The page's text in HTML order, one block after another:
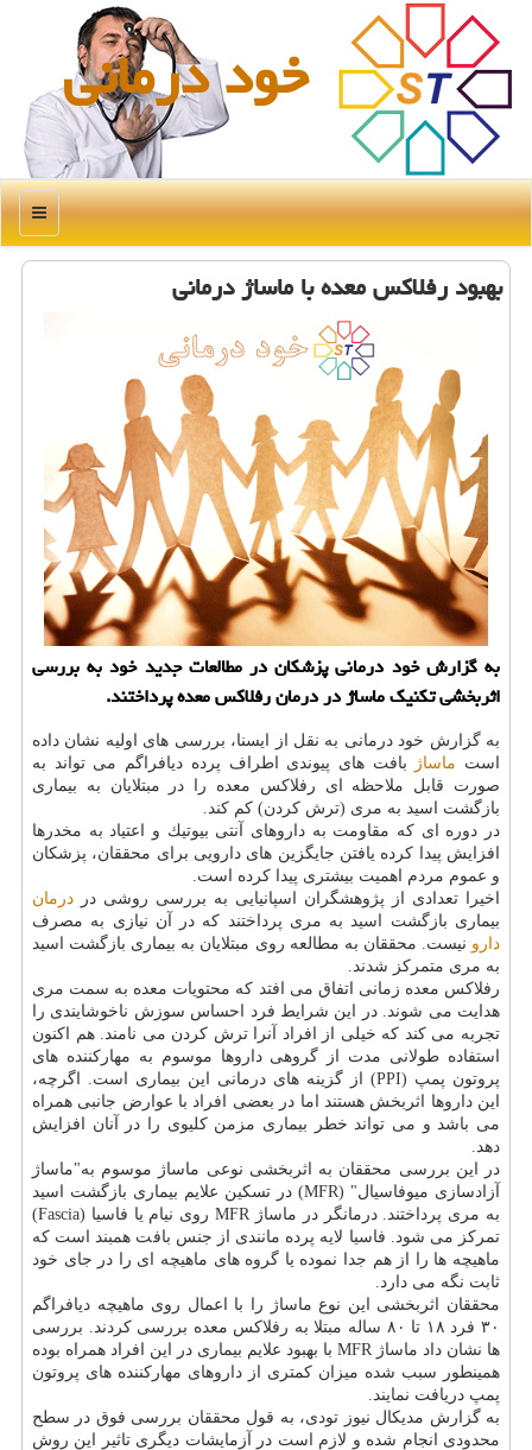
خود درمانی
منو
بهبود رفلاكس معده با ماساژ درمانی
به گزارش خود درمانی پزشكان در مطالعات جدید خود به بررسی
اثربخشی تكنیك ماساژ در درمان رفلاكس معده پرداختند.
به گزارش خود درمانی به نقل از ایسنا، بررسی های اولیه نشان داده
است ماساژ
بافت های پیوندی اطراف پرده دیافراگم می تواند به
صورت قابل ملاحظه ای رفلاكس معده را در مبتلایان به بیماری
بازگشت اسید به مری (ترش كردن) كم كند.
در دوره ای كه مقاومت به داروهای آنتی بیوتیك و اعتیاد به مخدرها
افزایش پیدا كرده یافتن جایگزین های دارویی برای محققان، پزشكان
و عموم مردم اهمیت بیشتری پیدا كرده است.
اخیرا تعدادی از پژوهشگران اسپانیایی به بررسی روشی در درمان
بیماری بازگشت اسید به مری پرداختند كه در آن نیازی به مصرف
دارو نیست. محققان به مطالعه روی مبتلایان به بیماری بازگشت اسید
به مری متمركز شدند.
رفلاكس معده زمانی اتفاق می افتد كه محتویات معده به سمت مری
هدایت می شوند. در این شرایط فرد احساس سوزش ناخوشایندی را
تجربه می كند كه خیلی از افراد آنرا ترش كردن می نامند. هم اكنون
استفاده طولانی مدت از گروهی داروها موسوم به مهاركننده های
پروتون پمپ (PPI) از گزینه های درمانی این بیماری است. اگرچه،
این داروها اثربخش هستند اما در بعضی افراد با عوارض جانبی همراه
می باشد و می تواند خطر بیماری مزمن كلیوی را در آنان افزایش
دهد.
در این بررسی محققان به اثربخشی نوعی ماساژ موسوم به"ماساژ
آزادسازی میوفاسیال" (MFR) در تسكین علایم بیماری بازگشت اسید
به مری پرداختند. درمانگر در ماساژ MFR روی نیام یا فاسیا (Fascia)
تمركز می شود. فاسیا لایه پرده مانندی از جنس بافت همبند است كه
ماهیچه ها را از هم جدا نموده یا گروه های ماهیچه ای را در جای خود
ثابت نگه می دارد.
محققان اثربخشی این نوع ماساژ را با اعمال روی ماهیچه دیافراگم
۳۰ فرد ۱۸ تا ۸۰ ساله مبتلا به رفلاكس معده بررسی كردند. بررسی
ها نشان داد ماساژ MFR با بهبود علایم بیماری در این افراد همراه بوده
همینطور سبب شده میزان كمتری از داروهای مهاركننده های پروتون
پمپ دریافت نمایند.
به گزارش مدیكال نیوز تودی، به قول محققان بررسی فوق در سطح
محدودی انجام شده و لازم است در آزمایشات دیگری تاثیر این روش